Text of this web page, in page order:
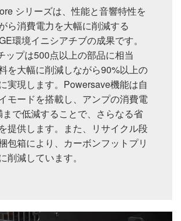
シリーズは、性能と音響特性を
ら消費電力を大幅に削減する
環境イニシアチブの成果です。
ップは500点以上の部品に相当
を大幅に削減しながら90%以上の
実現します。Powersave機能は自
モードを搭載し、アンプの消費電
で低減することで、さらなる省
提供します。また、リサイクル段
包箱により、カーボンフットプリ
削減しています。